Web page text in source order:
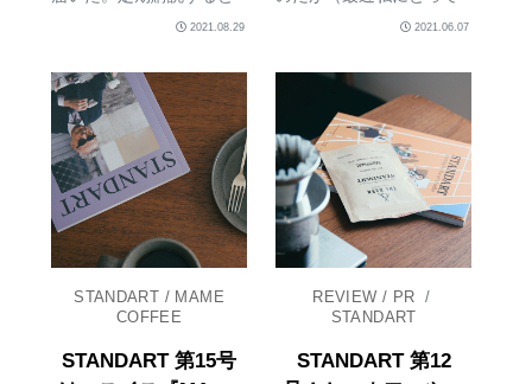
した。
ついてくるコーヒー豆
「MOMOS COFFEE」だ
った。実は先日オンライ
ンスクールの撮影で東京
へ行った際、寄ったカフ
ェ KOFFE...
2021.08.29
と、日本栽培のコー
月日の流れが一層早くな
の第16号が届いた。大抵
STANDARTが届くと、ま
ずはパラパラとめくって
みる。パッと目に飛び込
んできたの...
2021.06.07
STANDART / MAME
COFFEE
STANDART 第15号
REVIEW / PR /
STANDART
STANDART 第12